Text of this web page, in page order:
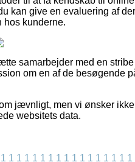
kan give en evaluering af
hos kunderne.
samarbejder med en
om en af de besøgende
jævnligt, men vi ønsker
websitets data.
1 1 1 1 1 1 1 1 1 1 1 1 1 1 1 1 1